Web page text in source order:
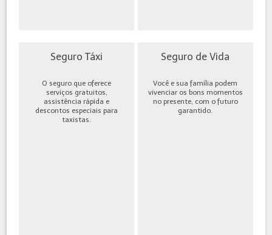
Seguro Táxi
O seguro que oferece
serviços gratuitos,
assistência rápida e
descontos especiais para
taxistas.
Seguro de Vida
Você e sua família podem
vivenciar os bons momentos
no presente, com o futuro
garantido.